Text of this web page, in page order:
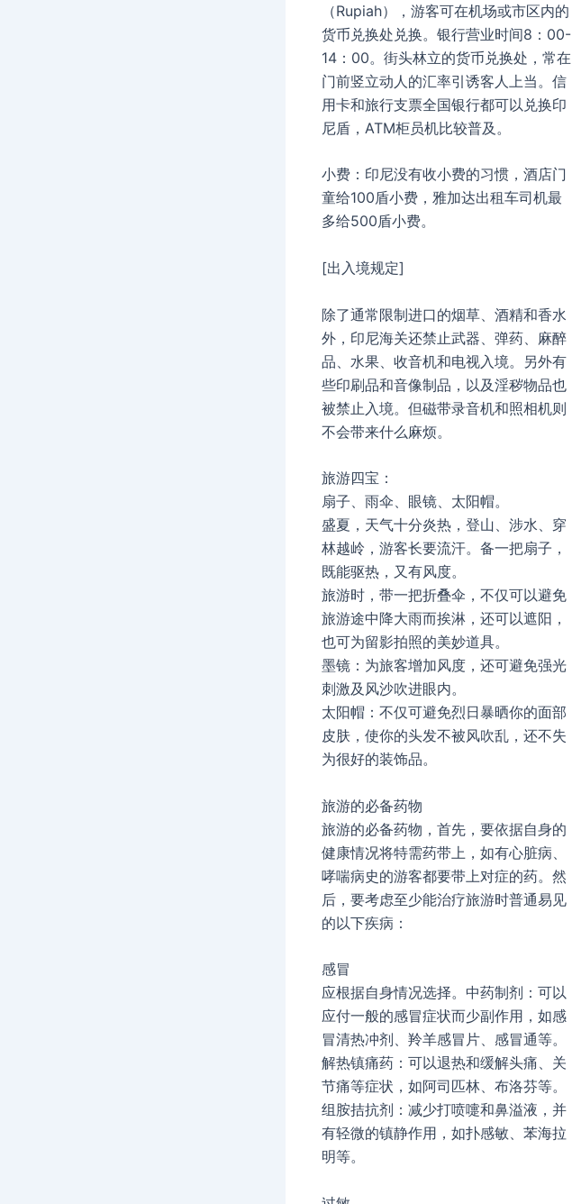
（Rupiah），游客可在机场或市区内的
货币兑换处兑换。银行营业时间8：00-
14：00。街头林立的货币兑换处，常在
门前竖立动人的汇率引诱客人上当。信
用卡和旅行支票全国银行都可以兑换印
尼盾，ATM柜员机比较普及。
小费：印尼没有收小费的习惯，酒店门
童给100盾小费，雅加达出租车司机最
多给500盾小费。
[出入境规定]
除了通常限制进口的烟草、酒精和香水
外，印尼海关还禁止武器、弹药、麻醉
品、水果、收音机和电视入境。另外有
些印刷品和音像制品，以及淫秽物品也
被禁止入境。但磁带录音机和照相机则
不会带来什么麻烦。
旅游四宝：
扇子、雨伞、眼镜、太阳帽。
盛夏，天气十分炎热，登山、涉水、穿
林越岭，游客长要流汗。备一把扇子，
既能驱热，又有风度。
旅游时，带一把折叠伞，不仅可以避免
旅游途中降大雨而挨淋，还可以遮阳，
也可为留影拍照的美妙道具。
墨镜：为旅客增加风度，还可避免强光
刺激及风沙吹进眼内。
太阳帽：不仅可避免烈日暴晒你的面部
皮肤，使你的头发不被风吹乱，还不失
为很好的装饰品。
旅游的必备药物
旅游的必备药物，首先，要依据自身的
健康情况将特需药带上，如有心脏病、
哮喘病史的游客都要带上对症的药。然
后，要考虑至少能治疗旅游时普通易见
的以下疾病：
感冒
应根据自身情况选择。中药制剂：可以
应付一般的感冒症状而少副作用，如感
冒清热冲剂、羚羊感冒片、感冒通等。
解热镇痛药：可以退热和缓解头痛、关
节痛等症状，如阿司匹林、布洛芬等。
组胺拮抗剂：减少打喷嚏和鼻溢液，并
有轻微的镇静作用，如扑感敏、苯海拉
明等。